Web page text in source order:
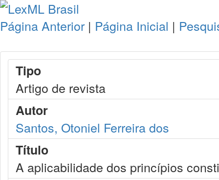
Página Anterior | Página Inicial |
Tipo
Artigo de revista
Autor
Santos, Otoniel Ferreira dos
Título
A aplicabilidade dos princípios